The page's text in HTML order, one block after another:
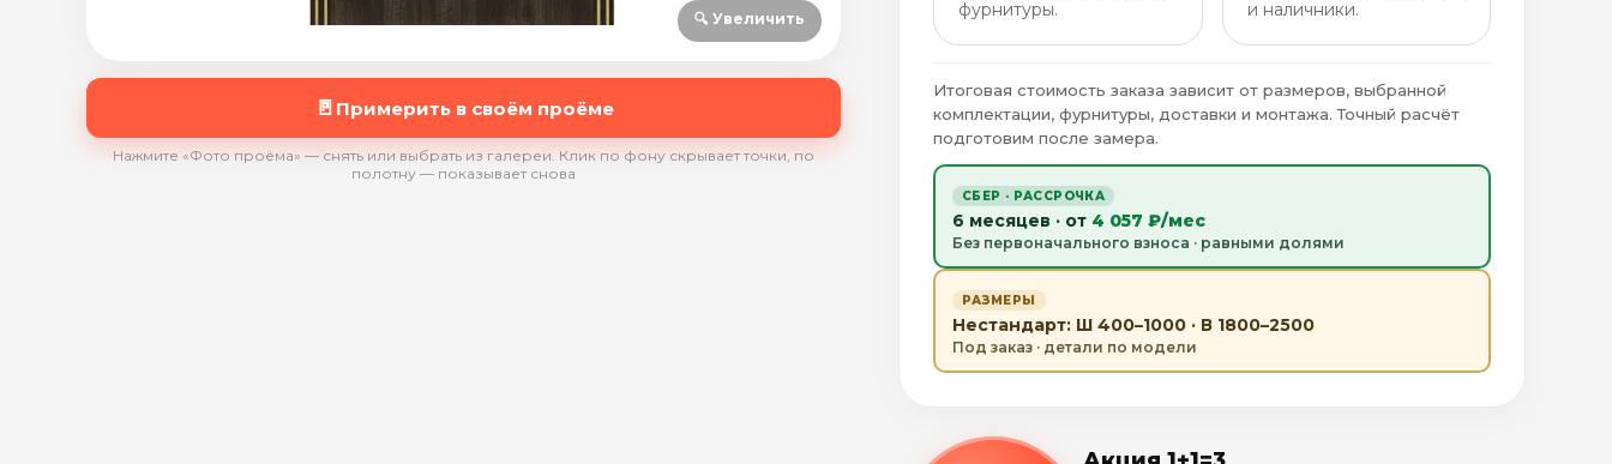
🔍 Увеличить
🚪 Примерить в своём проёме
Нажмите «Фото проёма» — снять или выбрать из галереи. Клик по фону скрывает точки, по
полотну — показывает снова
фурнитуры.
и наличники.
Итоговая стоимость заказа зависит от размеров, выбранной
комплектации, фурнитуры, доставки и монтажа. Точный расчёт
подготовим после замера.
СБЕР · РАССРОЧКА
6 месяцев · от 4 057 ₽/мес
Без первоначального взноса · равными долями
РАЗМЕРЫ
Нестандарт: Ш 400–1000 · В 1800–2500
Под заказ · детали по модели